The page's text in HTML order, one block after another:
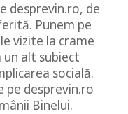
desprevin.ro, de
Punem pe
vizite la crame
un alt subiect
socială.
pe desprevin.ro
Binelui.